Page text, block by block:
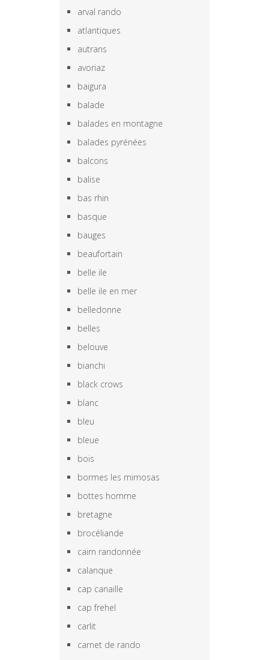
arval rando
atlantiques
autrans
avoriaz
baigura
balade
balades en montagne
balades pyrénées
balcons
balise
bas rhin
basque
bauges
beaufortain
belle ile
belle ile en mer
belledonne
belles
belouve
bianchi
black crows
blanc
bleu
bleue
bois
bormes les mimosas
bottes homme
bretagne
brocéliande
cairn randonnée
calanque
cap canaille
cap frehel
carlit
carnet de rando